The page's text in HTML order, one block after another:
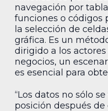
navegación por
funciones o códigos
la selección de
gráfica. Es un
dirigido a los
negocios, un
es esencial para
“Los datos no sólo
posición después